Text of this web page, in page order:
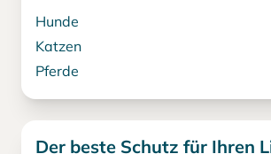
Hunde
Katzen
Pferde
Der beste Schutz für Ihren